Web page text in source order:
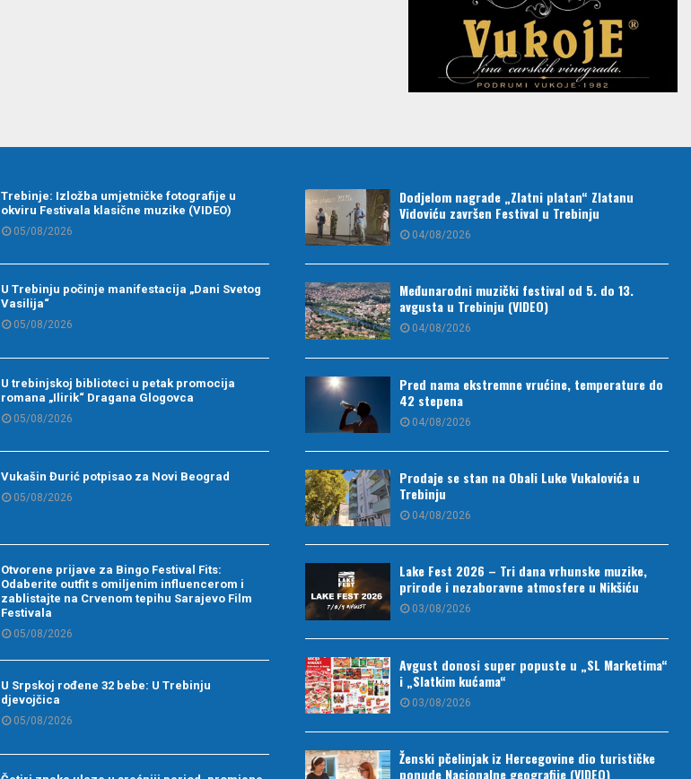
Trebinje: Izložba umjetničke fotografije u
okviru Festivala klasične muzike (VIDEO)
05/08/2026
U Trebinju počinje manifestacija „Dani Svetog
Vasilija“
05/08/2026
U trebinjskoj biblioteci u petak promocija
romana „Ilirik“ Dragana Glogovca
05/08/2026
Vukašin Đurić potpisao za Novi Beograd
05/08/2026
Otvorene prijave za Bingo Festival Fits:
Odaberite outfit s omiljenim influencerom i
zablistajte na Crvenom tepihu Sarajevo Film
Festivala
05/08/2026
U Srpskoj rođene 32 bebe: U Trebinju
djevojčica
05/08/2026
Dodjelom nagrade „Zlatni platan“ Zlatanu
Vidoviću završen Festival u Trebinju
04/08/2026
Međunarodni muzički festival od 5. do 13.
avgusta u Trebinju (VIDEO)
04/08/2026
Pred nama ekstremne vrućine, temperature do
42 stepena
04/08/2026
Prodaje se stan na Obali Luke Vukalovića u
Trebinju
04/08/2026
Lake Fest 2026 – Tri dana vrhunske muzike,
prirode i nezaboravne atmosfere u Nikšiću
03/08/2026
Avgust donosi super popuste u „SL Marketima“
i „Slatkim kućama“
03/08/2026
Ženski pčelinjak iz Hercegovine dio turističke
ponude Nacionalne geografije (VIDEO)